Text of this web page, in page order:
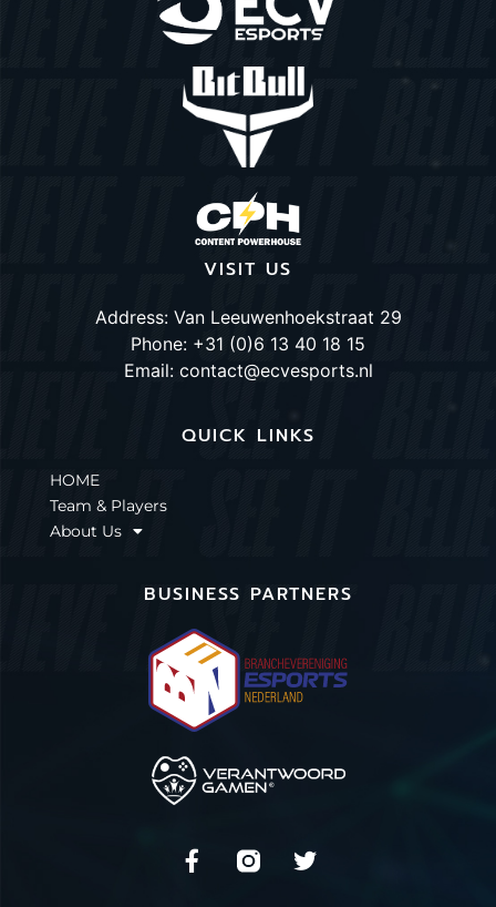
VISIT US
Address: Van Leeuwenhoekstraat 29
Phone: +31 (0)6 13 40 18 15
Email: contact@ecvesports.nl
QUICK LINKS
HOME
Team & Players
About Us
BUSINESS PARTNERS